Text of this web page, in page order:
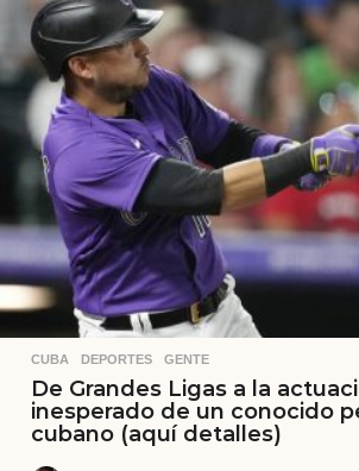
CUBA ,DEPORTES ,GENTE
De Grandes Ligas a la
inesperado de un conocido
cubano (aquí detalles)